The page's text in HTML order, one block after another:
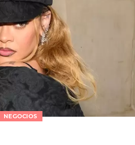
NEGOCIOS